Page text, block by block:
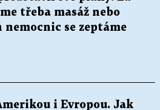
třeba masáž nebo
nemocnic se zeptáme
i Evropou. Jak